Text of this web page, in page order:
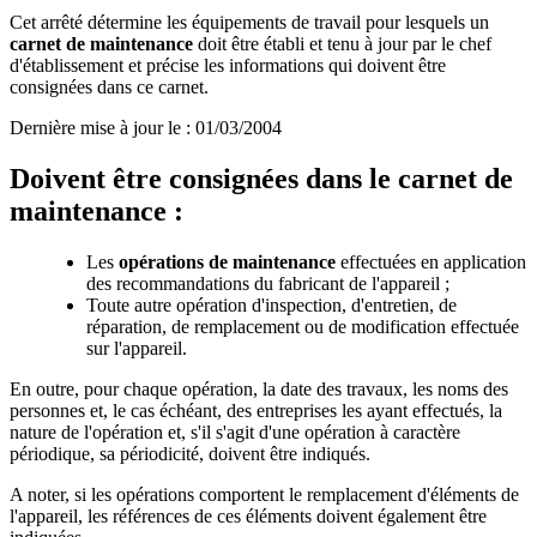
Cet arrêté détermine les équipements de travail pour lesquels un
carnet de maintenance doit être établi et tenu à jour par le chef
d'établissement et précise les informations qui doivent être
consignées dans ce carnet.
Dernière mise à jour le : 01/03/2004
Doivent être consignées dans le carnet de
maintenance :
Les opérations de maintenance effectuées en application
des recommandations du fabricant de l'appareil ;
Toute autre opération d'inspection, d'entretien, de
réparation, de remplacement ou de modification effectuée
sur l'appareil.
En outre, pour chaque opération, la date des travaux, les noms des
personnes et, le cas échéant, des entreprises les ayant effectués, la
nature de l'opération et, s'il s'agit d'une opération à caractère
périodique, sa périodicité, doivent être indiqués.
A noter, si les opérations comportent le remplacement d'éléments de
l'appareil, les références de ces éléments doivent également être